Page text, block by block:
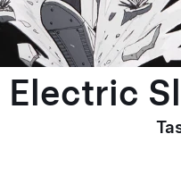
Electric